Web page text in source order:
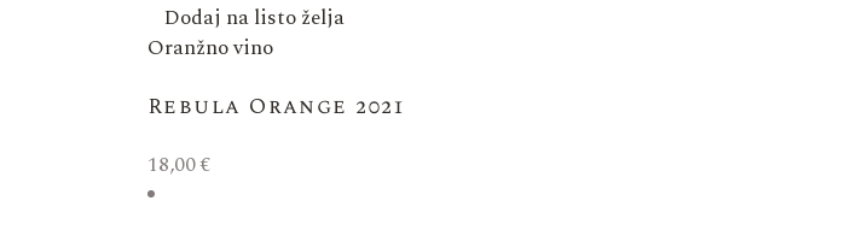
Dodaj na listo želja
Oranžno vino
Rebula Orange 2021
18,00€